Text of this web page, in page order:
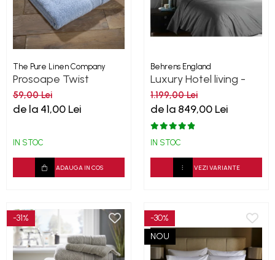
The Pure Linen Company
Prosoape Twist
BlueBell 500GSM
59,00 Lei
de la 41,00 Lei
IN STOC
ADAUGA IN COS
Behrens England
Luxury Hotel living -
Platinum 1000TC
1.199,00 Lei
de la 849,00 Lei
IN STOC
VEZI VARIANTE
-31%
-30%
NOU